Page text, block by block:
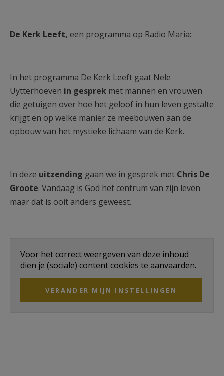
De Kerk Leeft, een programma op Radio Maria:
In het programma De Kerk Leeft gaat Nele
Uytterhoeven in gesprek met mannen en vrouwen
die getuigen over hoe het geloof in hun leven gestalte
krijgt en op welke manier ze meebouwen aan de
opbouw van het mystieke lichaam van de Kerk.
In deze uitzending gaan we in gesprek met Chris De
Groote. Vandaag is God het centrum van zijn leven
maar dat is ooit anders geweest.
Voor het correct weergeven van deze inhoud
dien je (sociale) content cookies te aanvaarden.
VERANDER MIJN INSTELLINGEN